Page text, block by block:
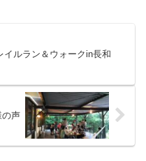
イルラン＆ウォークin長和
の声